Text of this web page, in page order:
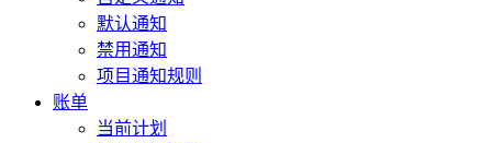
默认通知
禁用通知
项目通知规则
账单
当前计划